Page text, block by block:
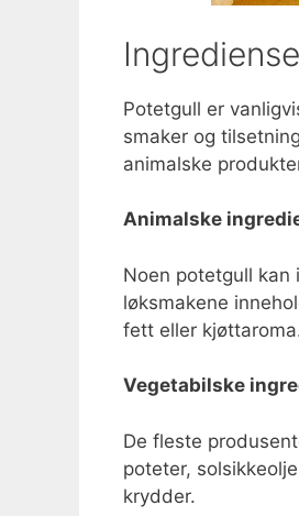
Potetgull er
smaker og
animalske
Animalske
Noen potetgull kan
løksmakene
fett eller
Vegetabilske
De fleste
poteter,
krydder.